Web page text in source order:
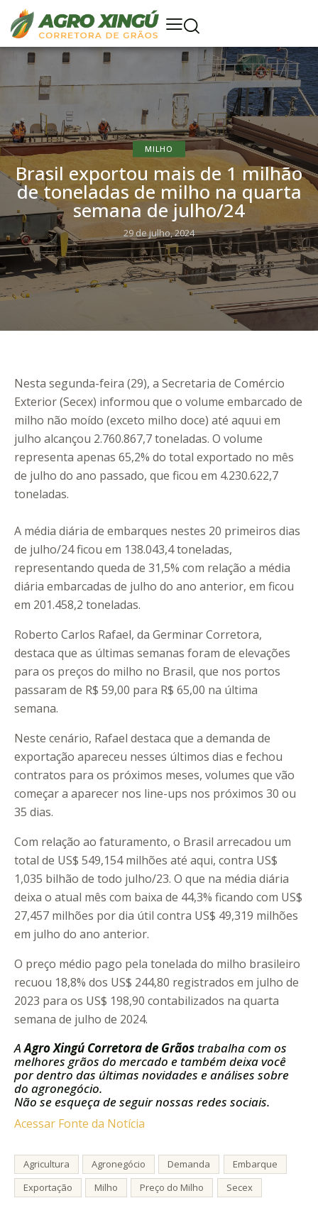
MILHO
Brasil exportou mais de 1 milhão
de toneladas de milho na quarta
semana de julho/24
29 de julho, 2024
Nesta segunda-feira (29), a Secretaria de Comércio
Exterior (Secex) informou que o volume embarcado de
milho não moído (exceto milho doce) até aquui em
julho alcançou 2.760.867,7 toneladas. O volume
representa apenas 65,2% do total exportado no mês
de julho do ano passado, que ficou em 4.230.622,7
toneladas.
A média diária de embarques nestes 20 primeiros dias
de julho/24 ficou em 138.043,4 toneladas,
representando queda de 31,5% com relação a média
diária embarcadas de julho do ano anterior, em ficou
em 201.458,2 toneladas.
Roberto Carlos Rafael, da Germinar Corretora,
destaca que as últimas semanas foram de elevações
para os preços do milho no Brasil, que nos portos
passaram de R$ 59,00 para R$ 65,00 na última
semana.
Neste cenário, Rafael destaca que a demanda de
exportação apareceu nesses últimos dias e fechou
contratos para os próximos meses, volumes que vão
começar a aparecer nos line-ups nos próximos 30 ou
35 dias.
Com relação ao faturamento, o Brasil arrecadou um
total de US$ 549,154 milhões até aqui, contra US$
1,035 bilhão de todo julho/23. O que na média diária
deixa o atual mês com baixa de 44,3% ficando com US$
27,457 milhões por dia útil contra US$ 49,319 milhões
em julho do ano anterior.
O preço médio pago pela tonelada do milho brasileiro
recuou 18,8% dos US$ 244,80 registrados em julho de
2023 para os US$ 198,90 contabilizados na quarta
semana de julho de 2024.
AAgro Xingú Corretora de Grãos trabalha com os
melhores grãos do mercado e também deixa você
por dentro das últimas novidades e análises sobre
do agronegócio.
Não se esqueça de seguir nossas redes sociais.
Acessar Fonte da Notícia
Agricultura Agronegócio Demanda
Embarque
Exportação
Milho Preço do Milho Secex